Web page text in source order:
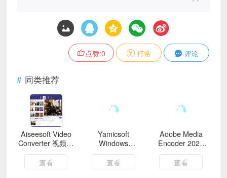
评论
打赏
点赞:0
同类推荐
Aiseesoft Video
Converter 视频转
换大师 v10.8.66
破解版
查看
Yamicsoft
Windows
Manager v2.3.6
查看
Adobe Media
Encoder 2025
v25.5.0
查看